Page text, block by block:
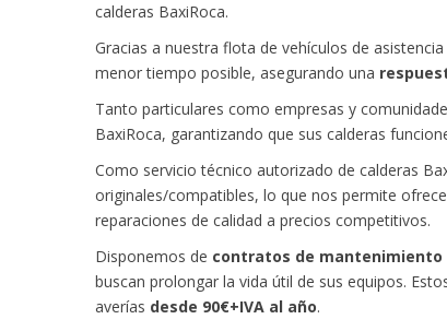
calderas BaxiRoca.
Gracias a nuestra flota de vehículos de
menor tiempo posible, asegurando una
Tanto particulares como empresas y
BaxiRoca, garantizando que sus calderas
Como servicio técnico autorizado de calderas
originales/compatibles, lo que nos permite
reparaciones de calidad a precios competitivos.
Disponemos de contratos de mantenimiento
buscan prolongar la vida útil de sus equipos.
averías desde 90€+IVA al año.